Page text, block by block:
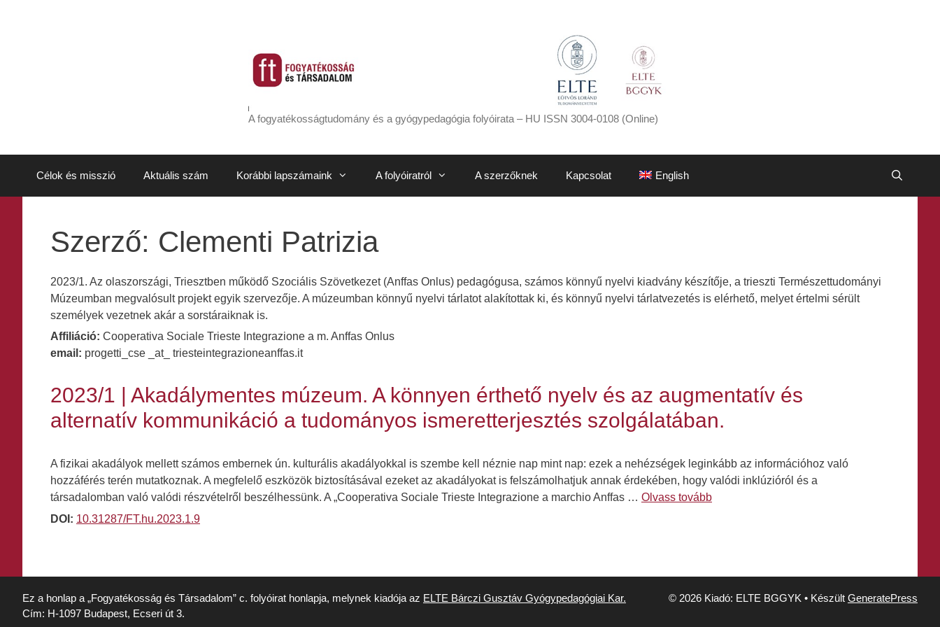
A fogyatékosságtudomány és a gyógypedagógia folyóirata – HU ISSN 3004-0108 (Online)
Célok és misszió Aktuális szám Korábbi lapszámaink A folyóiratról A szerzőknek Kapcsolat English
Szerző: Clementi Patrizia
2023/1. Az olaszországi, Triesztben működő Szociális Szövetkezet (Anffas Onlus) pedagógusa, számos könnyű nyelvi kiadvány készítője, a trieszti Természettudományi
Múzeumban megvalósult projekt egyik szervezője. A múzeumban könnyű nyelvi tárlatot alakítottak ki, és könnyű nyelvi tárlatvezetés is elérhető, melyet értelmi sérült
személyek vezetnek akár a sorstáraiknak is.
Affiliáció: Cooperativa Sociale Trieste Integrazione a m. Anffas Onlus
email: progetti_cse _at_ triesteintegrazioneanffas.it
2023/1 | Akadálymentes múzeum. A könnyen érthető nyelv és az augmentatív és
alternatív kommunikáció a tudományos ismeretterjesztés szolgálatában.
A fizikai akadályok mellett számos embernek ún. kulturális akadályokkal is szembe kell néznie nap mint nap: ezek a nehézségek leginkább az információhoz való
hozzáférés terén mutatkoznak. A megfelelő eszközök biztosításával ezeket az akadályokat is felszámolhatjuk annak érdekében, hogy valódi inklúzióról és a
társadalomban való valódi részvételről beszélhessünk. A „Cooperativa Sociale Trieste Integrazione a marchio Anffas … Olvass tovább
DOI: 10.31287/FT.hu.2023.1.9
Ez a honlap a „Fogyatékosság és Társadalom” c. folyóirat honlapja, melynek kiadója az ELTE Bárczi Gusztáv Gyógypedagógiai Kar.
Cím: H-1097 Budapest, Ecseri út 3.
© 2026 Kiadó: ELTE BGGYK • Készült GeneratePress